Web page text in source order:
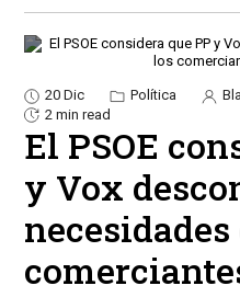
20 Dic Política
2 min read
El PSOE
y Vox
necesidades